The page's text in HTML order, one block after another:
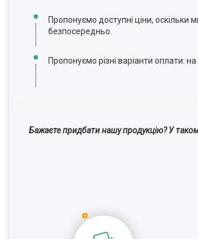
Пропонуємо доступні ціни,
безпосередньо.
Пропонуємо різні варіанти оплати:
Бажаєте придбати нашу продукцію? У